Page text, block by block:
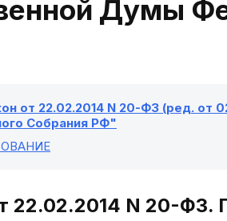
Думы
от 22.02.2014 N 20-ФЗ (ред. от
Собрания РФ"
22.02.2014 N 20-ФЗ.